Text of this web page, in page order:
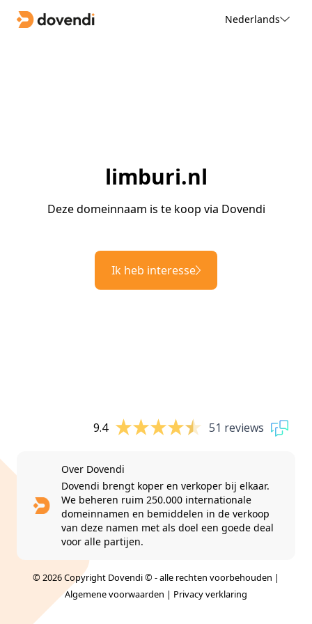
Nederlands
limburi.nl
Deze domeinnaam is te koop via Dovendi
Ik heb interesse
9.4 51 reviews
Over Dovendi
Dovendi brengt koper en verkoper bij elkaar.
We beheren ruim 250.000 internationale
domeinnamen en bemiddelen in de verkoop
van deze namen met als doel een goede deal
voor alle partijen.
© 2026 Copyright Dovendi © - alle rechten voorbehouden |
Algemene voorwaarden | Privacy verklaring